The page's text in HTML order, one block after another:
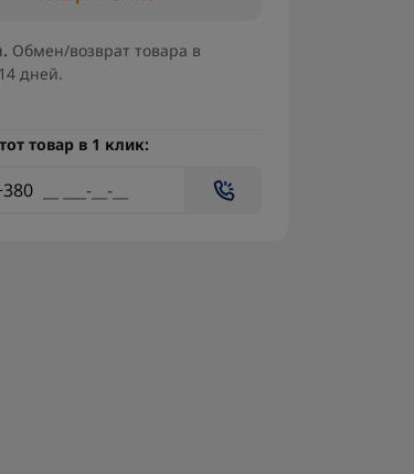
Обмен/возврат товара в
дней.
товар в 1 клик: